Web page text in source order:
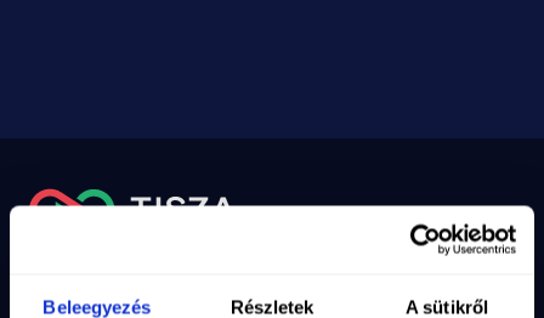
Beleegyezés Részletek A sütikről